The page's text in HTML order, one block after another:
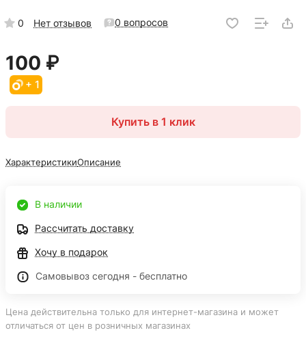
0 Нет отзывов 0 вопросов
100 ₽
+ 1
Купить в 1 клик
ХарактеристикиОписание
В наличии
Рассчитать доставку
Хочу в подарок
Самовывоз сегодня - бесплатно
Цена действительна только для интернет-магазина и может
отличаться от цен в розничных магазинах